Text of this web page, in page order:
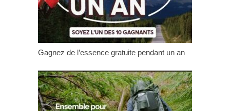
Gagnez de l’essence gratuite pendant un an